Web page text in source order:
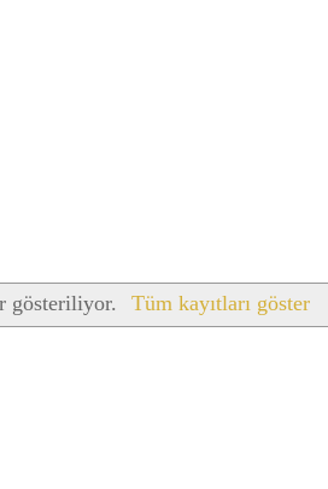
gösteriliyor. Tüm kayıtları göster